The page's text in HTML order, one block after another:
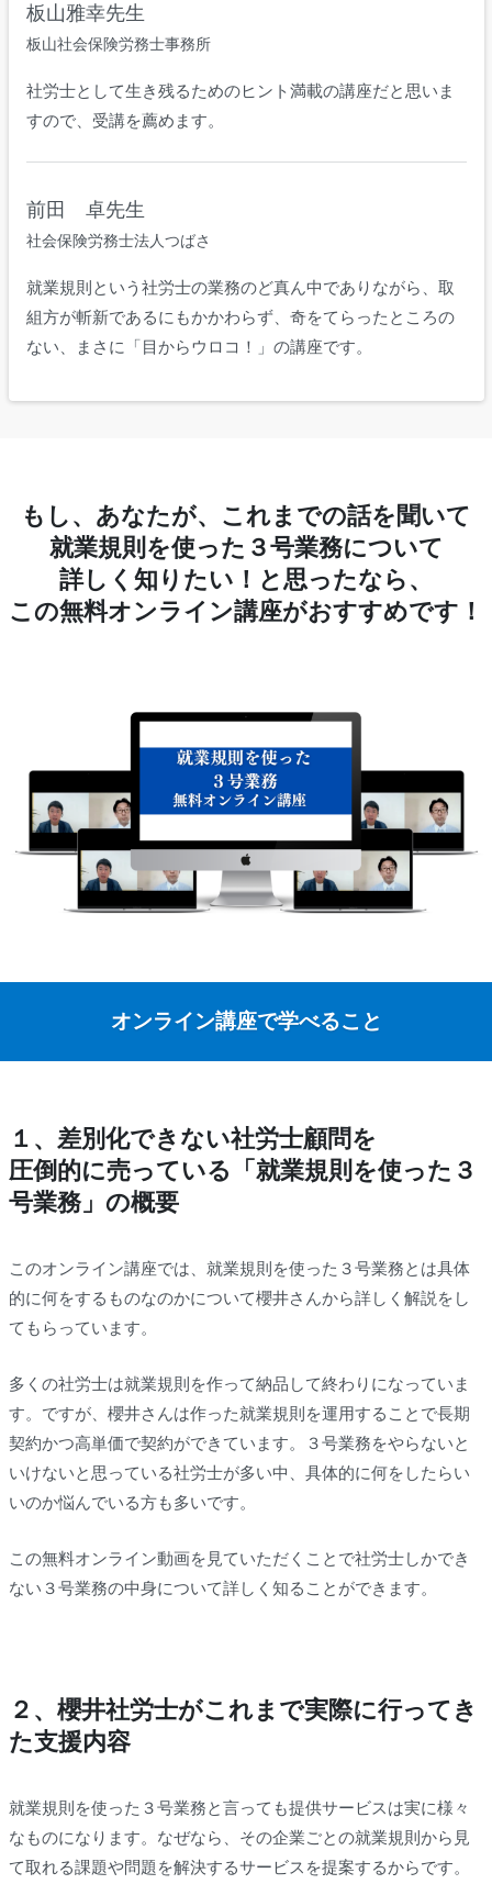
板山雅幸先生
板山社会保険労務士事務所
社労士として生き残るためのヒント満載の講座だと思いま
すので、受講を薦めます。
前田 卓先生
社会保険労務士法人つばさ
就業規則という社労士の業務のど真ん中でありながら、取
組方が斬新であるにもかかわらず、奇をてらったところの
ない、まさに「目からウロコ！」の講座です。
もし、あなたが、これまでの話を聞いて
就業規則を使った３号業務について
詳しく知りたい！と思ったなら、
この無料オンライン講座がおすすめです！
オンライン講座で学べること
１、差別化できない社労士顧問を
圧倒的に売っている「就業規則を使った３
号業務」の概要
このオンライン講座では、就業規則を使った３号業務とは具体
的に何をするものなのかについて櫻井さんから詳しく解説をし
てもらっています。
多くの社労士は就業規則を作って納品して終わりになっていま
す。ですが、櫻井さんは作った就業規則を運用することで長期
契約かつ高単価で契約ができています。３号業務をやらないと
いけないと思っている社労士が多い中、具体的に何をしたらい
いのか悩んでいる方も多いです。
この無料オンライン動画を見ていただくことで社労士しかでき
ない３号業務の中身について詳しく知ることができます。
２、櫻井社労士がこれまで実際に行ってき
た支援内容
就業規則を使った３号業務と言っても提供サービスは実に様々
なものになります。なぜなら、その企業ごとの就業規則から見
て取れる課題や問題を解決するサービスを提案するからです。